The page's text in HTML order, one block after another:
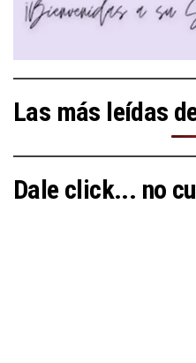
Las más leídas
Dale click... no